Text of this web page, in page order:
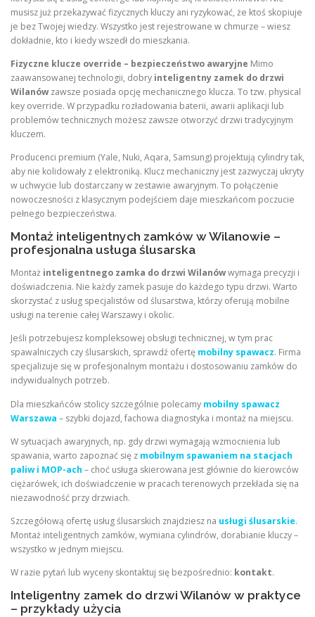
musisz już przekazywać fizycznych kluczy ani ryzykować, że ktoś skopiuje
je bez Twojej wiedzy. Wszystko jest rejestrowane w chmurze – wiesz
dokładnie, kto i kiedy wszedł do mieszkania.
Fizyczne klucze override – bezpieczeństwo awaryjne Mimo
zaawansowanej technologii, dobry inteligentny zamek do drzwi
Wilanówzawsze posiada opcję mechanicznego klucza. To tzw. physical
key override. W przypadku rozładowania baterii, awarii aplikacji lub
problemów technicznych możesz zawsze otworzyć drzwi tradycyjnym
kluczem.
Producenci premium (Yale, Nuki, Aqara, Samsung) projektują cylindry tak,
aby nie kolidowały z elektroniką. Klucz mechaniczny jest zazwyczaj ukryty
w uchwycie lub dostarczany w zestawie awaryjnym. To połączenie
nowoczesności z klasycznym podejściem daje mieszkańcom poczucie
pełnego bezpieczeństwa.
Montaż inteligentnych zamków w Wilanowie –
profesjonalna usługa ślusarska
Montaż inteligentnego zamka do drzwi Wilanówwymaga precyzji i
doświadczenia. Nie każdy zamek pasuje do każdego typu drzwi. Warto
skorzystać z usług specjalistów od ślusarstwa, którzy oferują mobilne
usługi na terenie całej Warszawy i okolic.
Jeśli potrzebujesz kompleksowej obsługi technicznej, w tym prac
spawalniczych czy ślusarskich, sprawdź ofertę mobilny spawacz. Firma
specjalizuje się w profesjonalnym montażu i dostosowaniu zamków do
indywidualnych potrzeb.
Dla mieszkańców stolicy szczególnie polecamy mobilny spawacz
Warszawa – szybki dojazd, fachowa diagnostyka i montaż na miejscu.
W sytuacjach awaryjnych, np. gdy drzwi wymagają wzmocnienia lub
spawania, warto zapoznać się z mobilnym spawaniem na stacjach
paliw i MOP-ach – choć usługa skierowana jest głównie do kierowców
ciężarówek, ich doświadczenie w pracach terenowych przekłada się na
niezawodność przy drzwiach.
Szczegółową ofertę usług ślusarskich znajdziesz na usługi ślusarskie.
Montaż inteligentnych zamków, wymiana cylindrów, dorabianie kluczy –
wszystko w jednym miejscu.
W razie pytań lub wyceny skontaktuj się bezpośrednio: kontakt.
Inteligentny zamek do drzwi Wilanów w praktyce
– przykłady użycia